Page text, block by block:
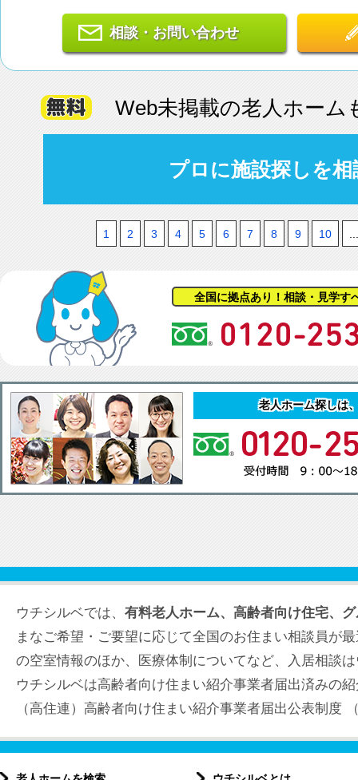
相談・お問い合わせ
Web未掲載の老人ホーム
プロに施設探しを
1 2 3 4 5 6 7 8 9 10 ...
全国に拠点あり！相談・見学す
老人ホーム探しは
ウチシルベでは、 有料老人ホーム、高齢者向け住宅、
まなご希望・ご要望に応じて全国のお住まい相談員が
の空室情報のほか、医療体制についてなど、入居相談
ウチシルベは高齢者向け住まい紹介事業者届出済みの
（高住連）高齢者向け住まい紹介事業者届出公表制度